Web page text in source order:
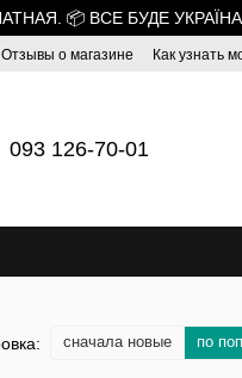
📦 ВСЕ БУДЕ
Отзывы о магазине
Как узнать
093 126-70-01
сначала новые по